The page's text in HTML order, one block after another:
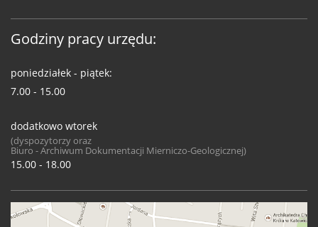
Godziny pracy urzędu:
poniedziałek - piątek:
7.00 - 15.00
dodatkowo wtorek
(dyspozytorzy oraz
Biuro - Archiwum Dokumentacji Mierniczo-Geologicznej)
15.00 - 18.00